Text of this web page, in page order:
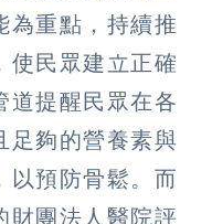
為重點，持續推
使民眾建立正確
道提醒民眾在各
足夠的營養素與
以預防骨鬆。而
財團法人醫院評